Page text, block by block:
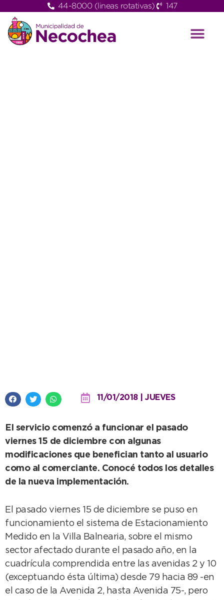
44-8000 (lineas rotativas) 147
11/01/2018 | JUEVES
El servicio comenzó a funcionar el pasado
viernes 15 de diciembre con algunas
modificaciones que benefician tanto al usuario
como al comerciante. Conocé todos los detalles
de la nueva implementación.
El pasado viernes 15 de diciembre se puso en
funcionamiento el sistema de Estacionamiento
Medido en la Villa Balnearia, sobre el mismo
sector afectado durante el pasado año, en la
cuadrícula comprendida entre las avenidas 2 y 10
(exceptuando ésta última) desde 79 hacia 89 -en
el caso de la Avenida 2, hasta Avenida 75-, pero